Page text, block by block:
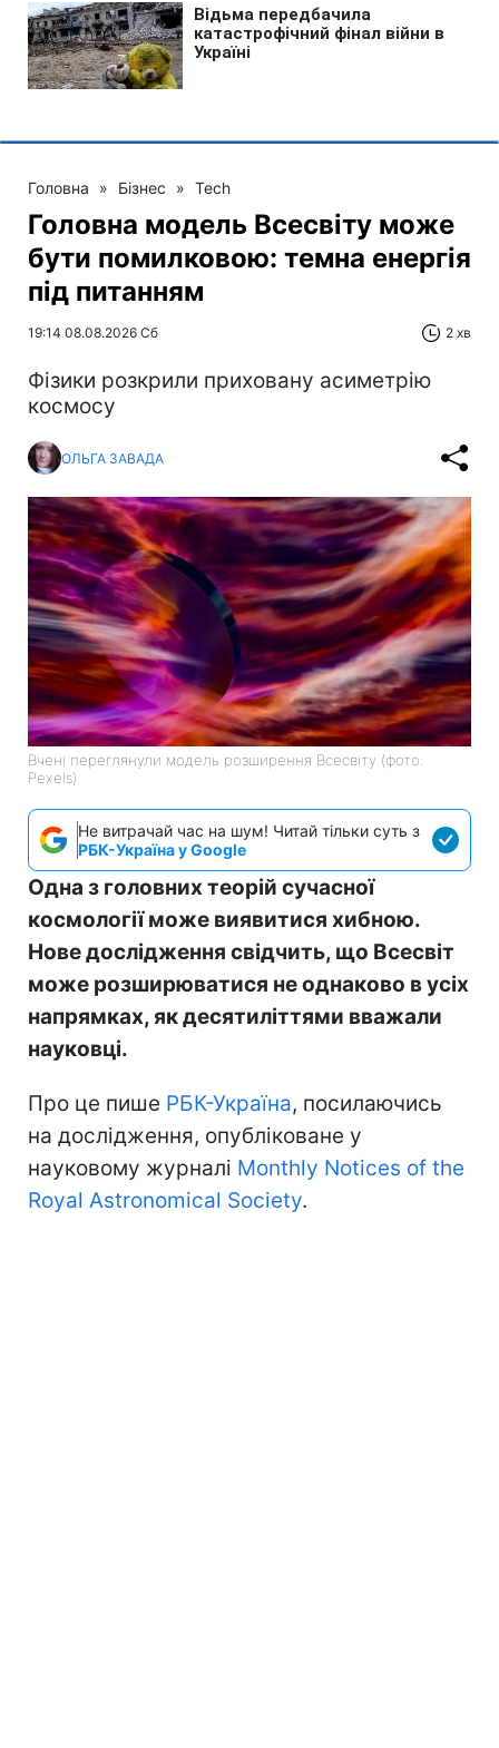
Головна » Бізнес » Tech
Головна модель Всесвіту може
бути помилковою: темна енергія
під питанням
19:14 08.08.2026 Сб 2 хв
Фізики розкрили приховану асиметрію
космосу
ОЛЬГА ЗАВАДА
Вчені переглянули модель розширення Всесвіту (фото:
Pexels)
Не витрачай час на шум! Читай тільки суть з
РБК-Україна у Google
Одна з головних теорій сучасної
космології може виявитися хибною.
Нове дослідження свідчить, що Всесвіт
може розширюватися не однаково в усіх
напрямках, як десятиліттями вважали
науковці.
Про це пише РБК-Україна, посилаючись
на дослідження, опубліковане у
науковому журналі Monthly Notices of the
Royal Astronomical Society.